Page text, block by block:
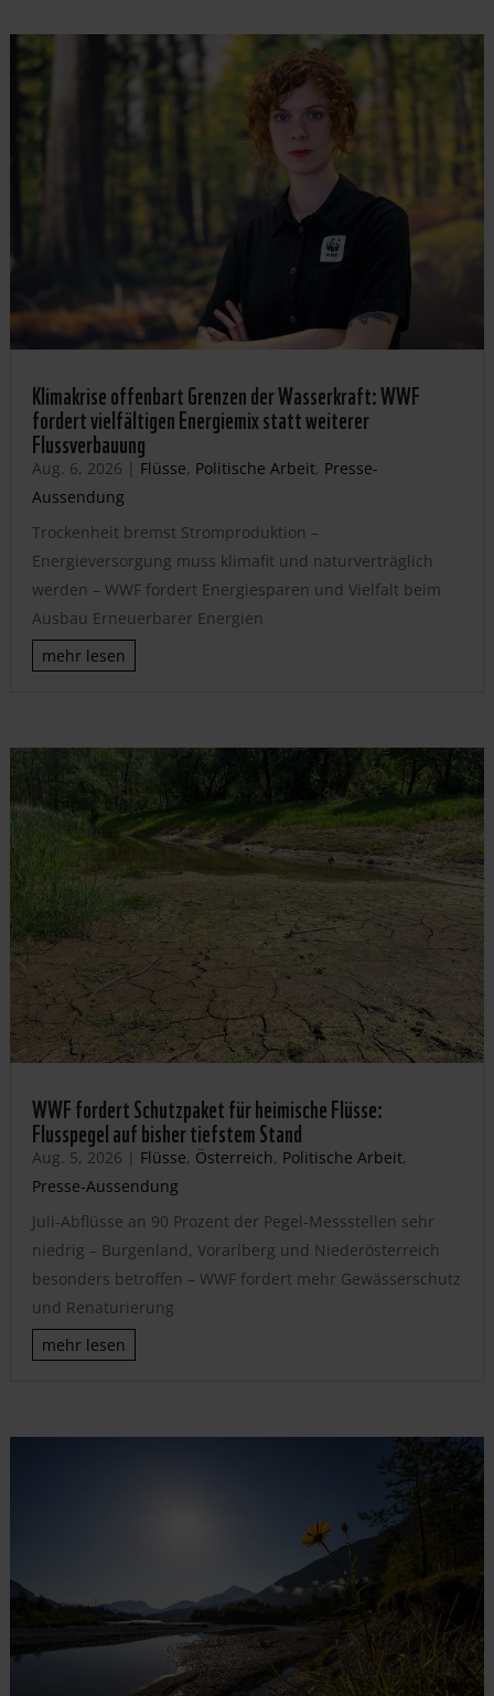
Klimakrise offenbart Grenzen der Wasserkraft: WWF
fordert vielfältigen Energiemix statt weiterer
Flussverbauung
Aug. 6, 2026 | Flüsse, Politische Arbeit, Presse-
Aussendung
Trockenheit bremst Stromproduktion –
Energieversorgung muss klimafit und naturverträglich
werden – WWF fordert Energiesparen und Vielfalt beim
Ausbau Erneuerbarer Energien
mehr lesen
WWF fordert Schutzpaket für heimische Flüsse:
Flusspegel auf bisher tiefstem Stand
Aug. 5, 2026 | Flüsse, Österreich, Politische Arbeit,
Presse-Aussendung
Juli-Abflüsse an 90 Prozent der Pegel-Messstellen sehr
niedrig – Burgenland, Vorarlberg und Niederösterreich
besonders betroffen – WWF fordert mehr Gewässerschutz
und Renaturierung
mehr lesen